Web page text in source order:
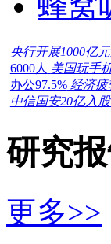
央行开展1000亿
6000人 美国玩手
办公97.5% 经济
中信国安20亿入
研究
更多>>